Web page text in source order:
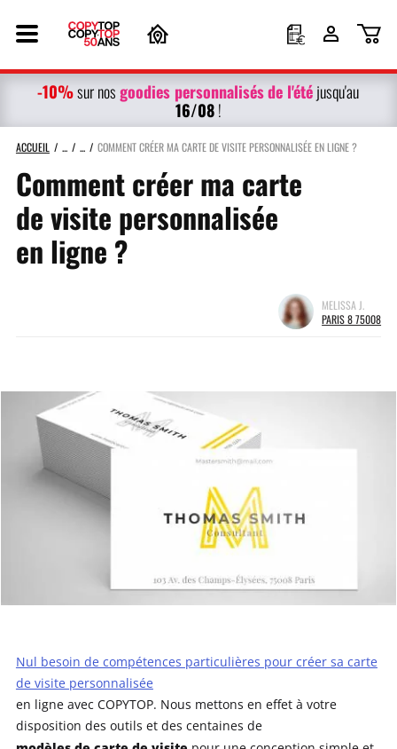
-10%sur nosgoodies personnalisésde l'étéjusqu'au
16/08!
ACCUEIL COMMENT CRÉER MA CARTE DE VISITE PERSONNALISÉE EN LIGNE ?
Comment créer ma carte
de visite personnalisée
en ligne ?
MELISSA J.
PARIS 8 75008
Nul besoin de compétences particulières pour créer sa carte
de visite personnalisée
en ligne avec COPYTOP. Nous mettons en effet à votre
disposition des outils et des centaines de